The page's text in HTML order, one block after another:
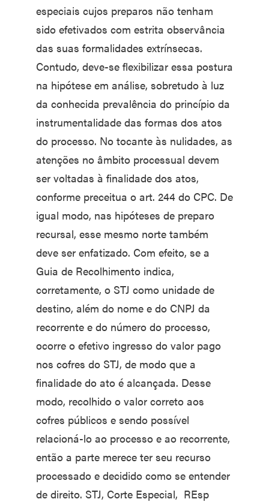
especiais cujos preparos não tenham
sido efetivados com estrita observância
das suas formalidades extrínsecas.
Contudo, deve-se flexibilizar essa postura
na hipótese em análise, sobretudo à luz
da conhecida prevalência do princípio da
instrumentalidade das formas dos atos
do processo. No tocante às nulidades, as
atenções no âmbito processual devem
ser voltadas à finalidade dos atos,
conforme preceitua o art. 244 do CPC. De
igual modo, nas hipóteses de preparo
recursal, esse mesmo norte também
deve ser enfatizado. Com efeito, se a
Guia de Recolhimento indica,
corretamente, o STJ como unidade de
destino, além do nome e do CNPJ da
recorrente e do número do processo,
ocorre o efetivo ingresso do valor pago
nos cofres do STJ, de modo que a
finalidade do ato é alcançada. Desse
modo, recolhido o valor correto aos
cofres públicos e sendo possível
relacioná-lo ao processo e ao recorrente,
então a parte merece ter seu recurso
processado e decidido como se entender
de direito. STJ, Corte Especial, REsp